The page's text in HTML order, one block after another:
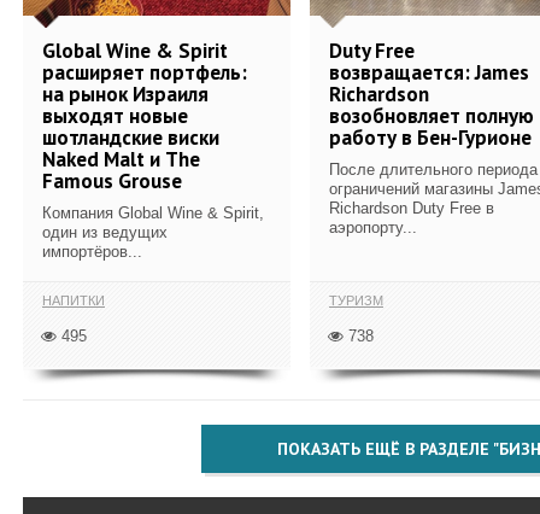
Global Wine & Spirit
расширяет портфель:
на рынок Израиля
выходят новые
шотландские виски
Naked Malt и The
Famous Grouse
Компания Global Wine & Spirit,
один из ведущих
импортёров...
НАПИТКИ
495
Duty Free
возвращается: James
Richardson
возобновляет полную
работу в Бен-Гурионе
После длительного периода
ограничений магазины
Richardson Duty Free в
аэропорту...
ТУРИЗМ
738
ПОКАЗАТЬ ЕЩЁ В РАЗДЕЛЕ